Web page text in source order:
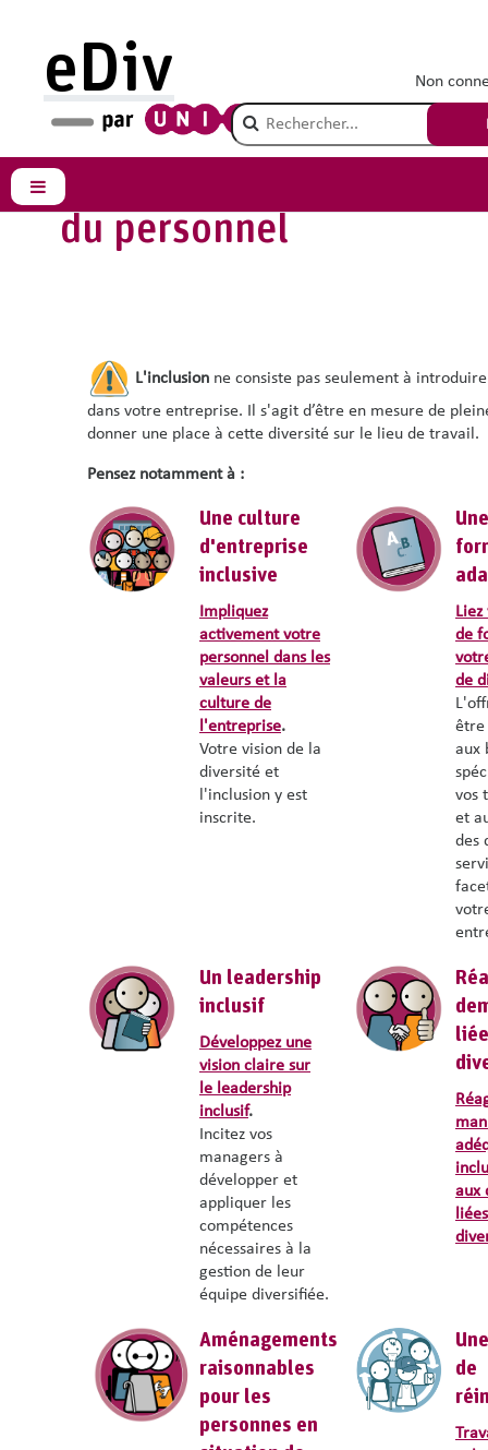
Non
Champ de recherche
eDiv
Panneau latéral
Recruter et maintenir
vos talents diversifiés
l'inclusion du
personnel
Promouvoir l'inclusion
du personnel
L'inclusion ne consiste pas seulement à
dans votre entreprise. Il s'agit d’être en mesure de
donner une place à cette diversité sur le lieu de travail.
Pensez notamment à :
Une culture
d'entreprise
inclusive
Impliquez
activement votre
personnel dans les
valeurs et la
culture de
l'entreprise.
Votre vision de la
diversité et
l'inclusion y est
inscrite.
de
de
être
aux
vos
et
des
Un leadership
inclusif
Développez une
vision claire sur
le leadership
inclusif.
Incitez vos
managers à
développer et
appliquer les
compétences
nécessaires à la
gestion de leur
équipe diversifiée.
aux
Aménagements
raisonnables
pour les
personnes en
de